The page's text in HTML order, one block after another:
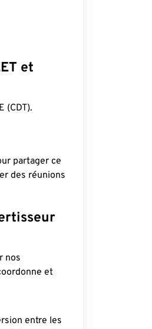
et
(CDT).
partager ce
des réunions
nos
et
entre les